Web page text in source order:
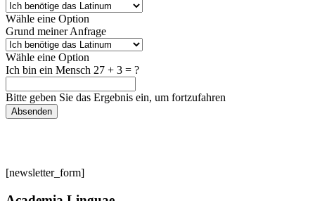
Wähle eine Option
Grund meiner Anfrage
Wähle eine Option
Ich bin ein Mensch 27 + 3 = ?
Bitte geben Sie das Ergebnis ein, um fortzufahren
Absenden
[newsletter_form]